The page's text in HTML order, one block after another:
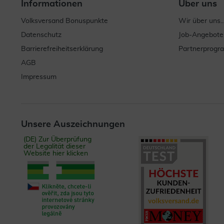
Informationen
Volksversand Bonuspunkte
Datenschutz
Barrierefreiheitserklärung
AGB
Impressum
Über uns
Wir über
Job-Angebote
Unsere Auszeichnungen
(DE) Zur Überprüfung
der Legalität dieser
Website hier klicken